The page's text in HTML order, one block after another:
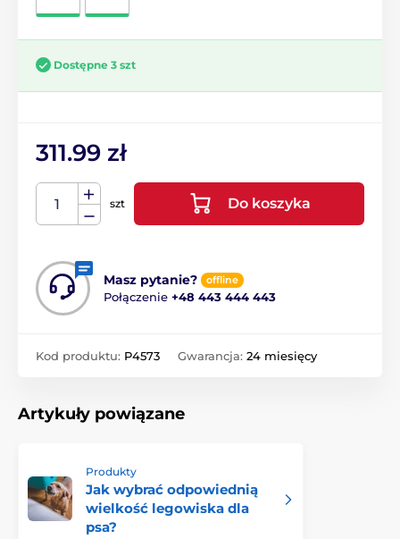
Dostępne 3 szt
311.99 zł
szt Do koszyka
Masz pytanie? offline
Połączenie +48 443 444 443
Kod produktu: P4573 Gwarancja: 24 miesięcy
Artykuły powiązane
Produkty
Jak wybrać odpowiednią
wielkość legowiska dla
psa?